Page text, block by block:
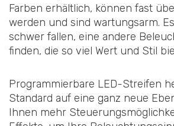
Farben erhältlich, können fast
werden und sind wartungsarm.
schwer fallen, eine andere
finden, die so viel Wert und Stil
Programmierbare LED-Streifen
Standard auf eine ganz neue
Ihnen mehr